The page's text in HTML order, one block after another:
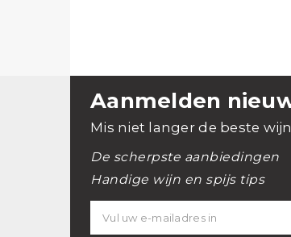
Aanmelden
Mis niet langer de beste
De scherpste aanbiedingen
Handige wijn en spijs tips